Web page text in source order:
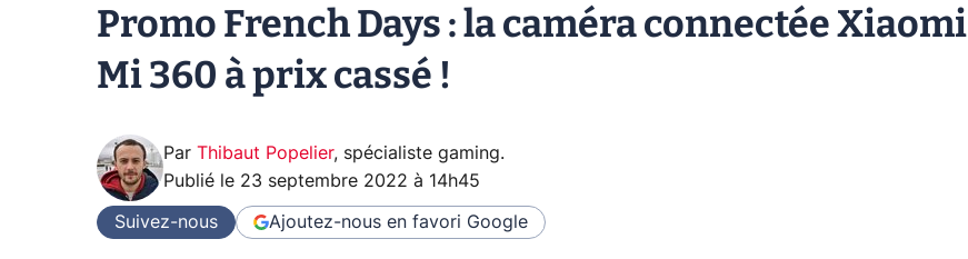
Promo French Days : la caméra connectée Xiaomi
Mi 360 à prix cassé !
Par Thibaut Popelier, spécialiste gaming.
Publié le 23 septembre 2022 à 14h45
Suivez-nous Ajoutez-nous en favori Google